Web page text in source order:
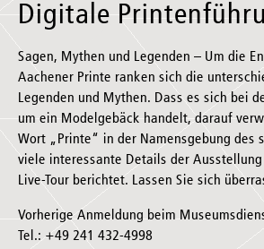
Digitale
Sagen, Mythen und Legenden – Um die
Aachener Printe ranken sich die
Legenden und Mythen. Dass es sich bei
um ein Modelgebäck handelt, darauf
Wort „Printe“ in der Namensgebung des
viele interessante Details der
Live-Tour berichtet. Lassen Sie sich
Vorherige Anmeldung beim
Tel.: +49 241 432-4998